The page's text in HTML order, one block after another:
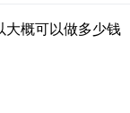
大概可以做多少钱